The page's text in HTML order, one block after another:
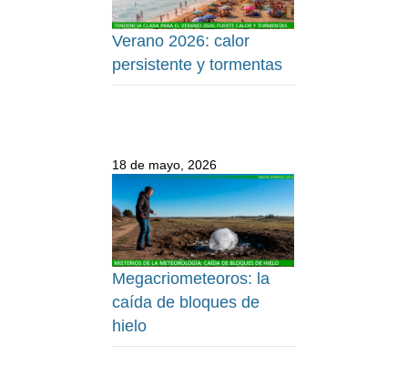
Verano 2026: calor
persistente y tormentas
18 de mayo, 2026
Megacriometeoros: la
caída de bloques de
hielo